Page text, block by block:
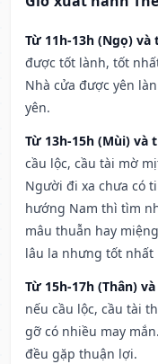
Từ 11h-13h (Ngọ) và
được tốt lành, tốt
Nhà cửa được yên
yên.
Từ 13h-15h (Mùi) và
cầu lộc, cầu tài mờ
Người đi xa chưa có
hướng Nam thì tìm
mâu thuẫn hay
lâu la nhưng tốt nhất
Từ 15h-17h (Thân)
nếu cầu lộc, cầu tài
gỡ có nhiều may
đều gặp thuận lợi.